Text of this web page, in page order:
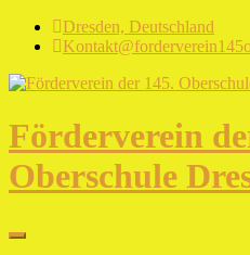
Skip
Dresden, Deutschland
Förderverein
Oberschule